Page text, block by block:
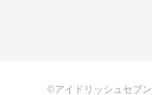
©アイドリッシュセブン